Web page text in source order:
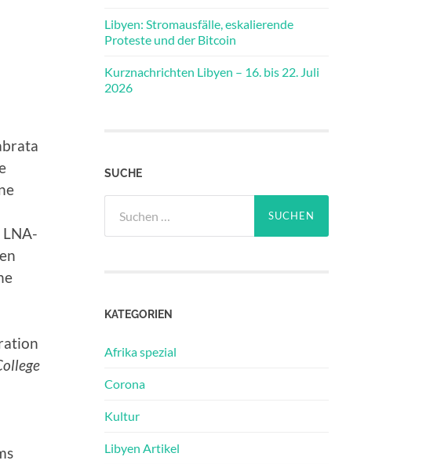
Libyen: Stromausfälle, eskalierende
Proteste und der Bitcoin
Kurznachrichten Libyen – 16. bis 22. Juli
2026
SUCHE
nach:
KATEGORIEN
Afrika spezial
Corona
Kultur
Libyen Artikel